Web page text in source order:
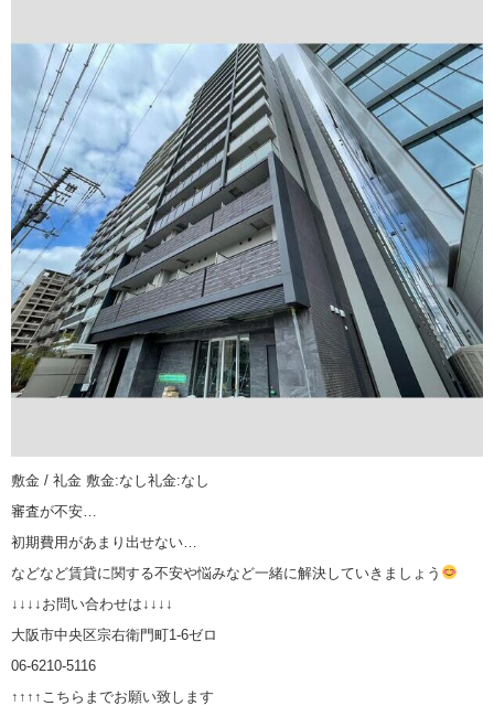
敷金 / 礼金 敷金:なし礼金:なし
審査が不安…
初期費用があまり出せない…
などなど賃貸に関する不安や悩みなど一緒に解決していきましょう
↓↓↓↓お問い合わせは↓↓↓↓
大阪市中央区宗右衛門町1-6ゼロ
06-6210-5116
↑↑↑↑こちらまでお願い致します